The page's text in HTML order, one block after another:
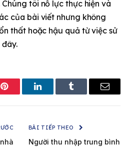
tôi nỗ lực thực hiện và
của bài viết nhưng không
thất hoặc hậu quả từ việc sử
Pinterest LinkedInTumblr Email
BÀI TIẾP THEO
Người thu nhập trung bình